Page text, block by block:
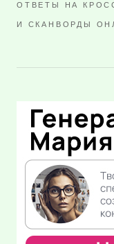
ОТВЕТЫ НА
И СКАНВОРДЫ